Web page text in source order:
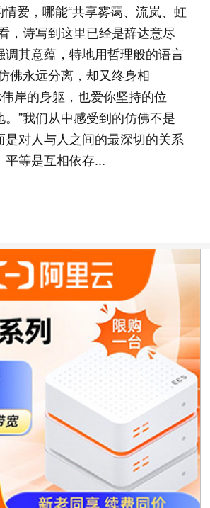
情爱，哪能“共享雾霭、流岚、虹
，诗写到这里已经是辞达意尽
调其意蕴，特地用哲理般的语言
佛永远分离，却又终身相
岸的身躯，也爱你坚持的位
”我们从中感受到的仿佛不是
是对人与人之间的最深切的关系
平等是互相依存...